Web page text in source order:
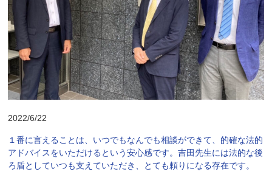
2022/6/22
１番に言えることは、いつでもなんでも相談ができて、的確な法的
アドバイスをいただけるという安心感です。吉田先生には法的な後
ろ盾としていつも支えていただき、とても頼りになる存在です。